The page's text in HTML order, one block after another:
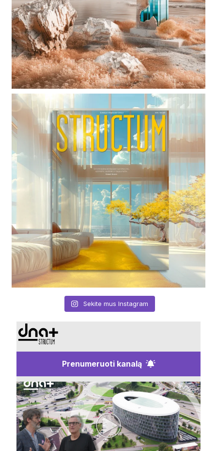
Sekite mus Instagram
Prenumeruoti kanalą